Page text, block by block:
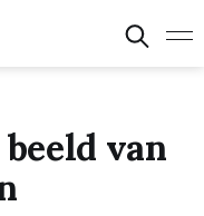
van